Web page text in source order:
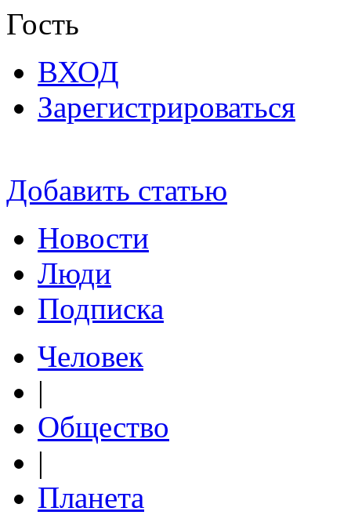
Гость
ВХОД
Зарегистрироваться
Добавить статью
Новости
Люди
Подписка
Человек
|
Общество
|
Планета